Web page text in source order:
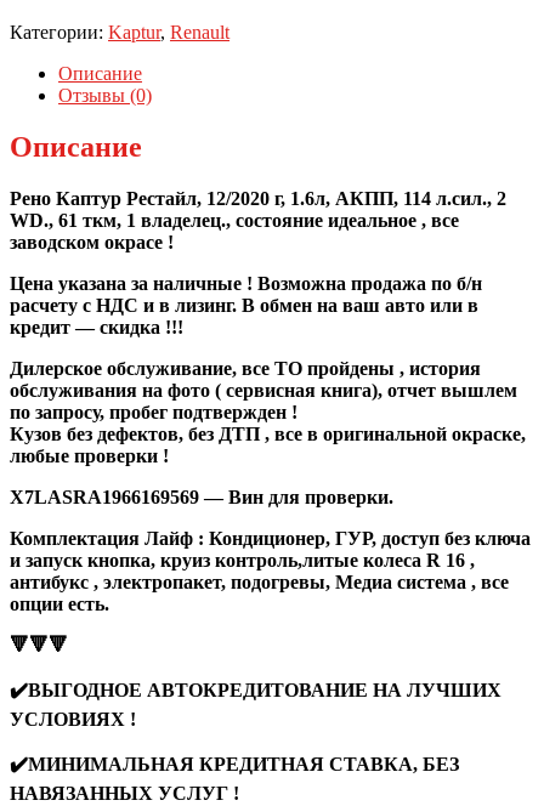
Категории: Kaptur, Renault
Описание
Отзывы (0)
Описание
Рено Каптур Рестайл, 12/2020 г, 1.6л, АКПП, 114 л.сил., 2
WD., 61 ткм, 1 владелец., состояние идеальное , все
заводском окрасе !
Цена указана за наличные ! Возможна продажа по б/н
расчету с НДС и в лизинг. В обмен на ваш авто или в
кредит — скидка !!!
Дилерское обслуживание, все ТО пройдены , история
обслуживания на фото ( сервисная книга), отчет вышлем
по запросу, пробег подтвержден !
Кузов без дефектов, без ДТП , все в оригинальной окраске,
любые проверки !
X7LASRA1966169569 — Вин для проверки.
Комплектация Лайф : Кондиционер, ГУР, доступ без ключа
и запуск кнопка, круиз контроль,литые колеса R 16 ,
антибукс , электропакет, подогревы, Медиа система , все
опции есть.
🔻🔻🔻
✔️ВЫГОДНОЕ АВТОКРЕДИТОВАНИЕ НА ЛУЧШИХ
УСЛОВИЯХ !
✔️МИНИМАЛЬНАЯ КРЕДИТНАЯ СТАВКА, БЕЗ
НАВЯЗАННЫХ УСЛУГ !